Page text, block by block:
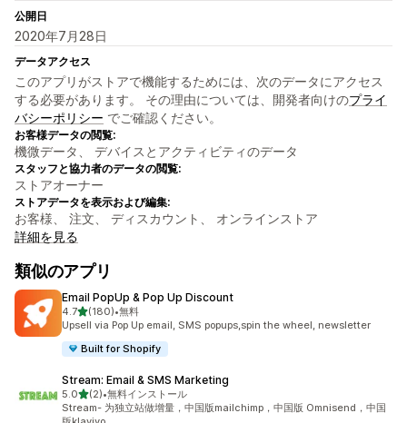
公開日
2020年7月28日
データアクセス
このアプリがストアで機能するためには、次のデータにアクセス
する必要があります。 その理由については、開発者向けのプライ
バシーポリシー でご確認ください。
お客様データの閲覧:
機微データ、 デバイスとアクティビティのデータ
スタッフと協力者のデータの閲覧:
ストアオーナー
ストアデータを表示および編集:
お客様、 注文、 ディスカウント、 オンラインストア
詳細を見る
類似のアプリ
Email PopUp & Pop Up Discount
4.75つ星中
(180)
合計レビュー数：180件
•無料
Upsell via Pop Up email, SMS popups,spin the wheel, newsletter
Built for Shopify
Stream: Email & SMS Marketing
5.05つ星中
(2)
合計レビュー数：2件
•無料インストール
Stream- 为独立站做增量，中国版mailchimp，中国版 Omnisend，中国